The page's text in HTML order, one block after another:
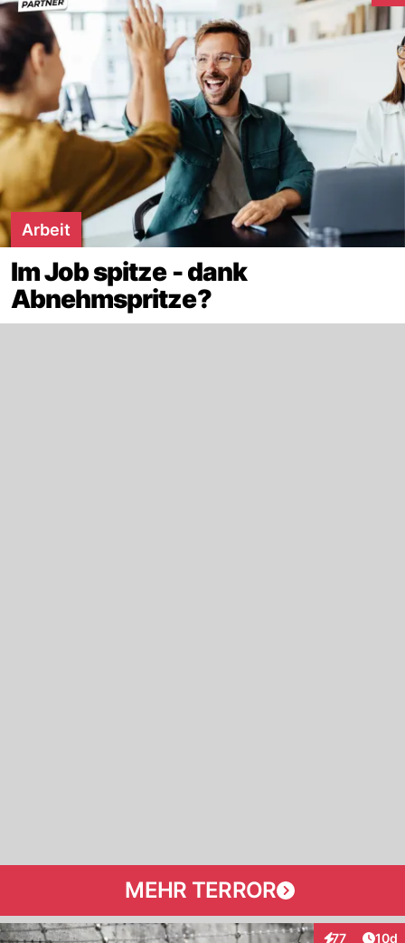
Arbeit
Im Job spitze - dank
Abnehmspritze?
MEHR TERROR
77 10d